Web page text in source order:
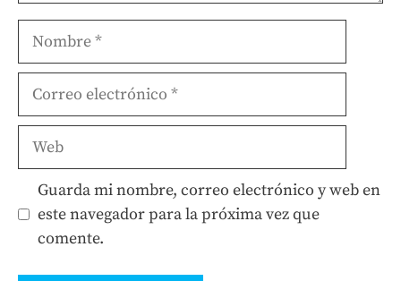
Nombre
Correo
Web
Guarda mi nombre, correo electrónico y web en
este navegador para la próxima vez que
comente.